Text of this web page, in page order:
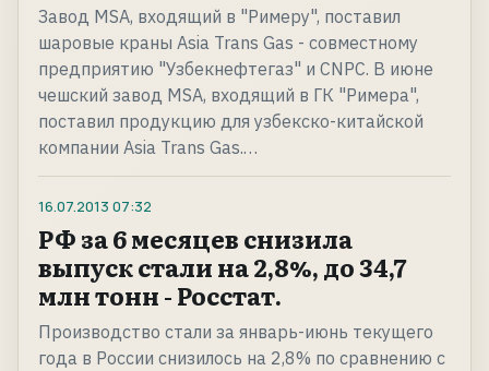
Завод MSA, входящий в "Римеру", поставил
шаровые краны Asia Trans Gas - совместному
предприятию "Узбекнефтегаз" и CNPC. В июне
чешский завод MSA, входящий в ГК "Римера",
поставил продукцию для узбекско-китайской
компании Asia Trans Gas.…
16.07.2013 07:32
РФ за 6 месяцев снизила
выпуск стали на 2,8%, до 34,7
млн тонн - Росстат.
Производство стали за январь-июнь текущего
года в России снизилось на 2,8% по сравнению с